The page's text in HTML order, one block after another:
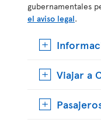
gubernamentales
el aviso legal.
Viajar a